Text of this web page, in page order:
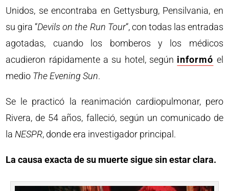
Unidos, se encontraba en Gettysburg, Pensilvania, en
su gira “Devils on the Run Tour“, con todas las entradas
agotadas, cuando los bomberos y los médicos
acudieron rápidamente a su hotel, según informó el
medio The Evening Sun.
Se le practicó la reanimación cardiopulmonar, pero
Rivera, de 54 años, falleció, según un comunicado de
la NESPR, donde era investigador principal.
La causa exacta de su muerte sigue sin estar clara.